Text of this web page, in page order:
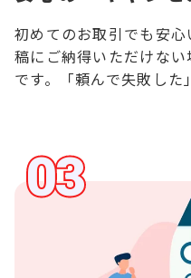
初めてのお取引でも安
稿にご納得いただけな
です。「頼んで失敗した
03
03